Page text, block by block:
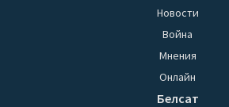
Новости
Война
Мнения
Онлайн
Белсат